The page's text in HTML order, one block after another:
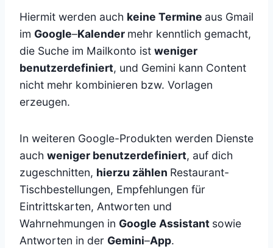
Hiermit werden auch keine Termine aus Gmail
im Google–Kalender mehr kenntlich gemacht,
die Suche im Mailkonto ist weniger
benutzerdefiniert, und Gemini kann Content
nicht mehr kombinieren bzw. Vorlagen
erzeugen.
In weiteren Google-Produkten werden Dienste
auch weniger benutzerdefiniert, auf dich
zugeschnitten, hierzu zählen Restaurant-
Tischbestellungen, Empfehlungen für
Eintrittskarten, Antworten und
Wahrnehmungen in Google Assistant sowie
Antworten in der Gemini–App.